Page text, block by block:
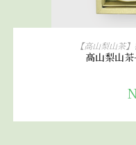
【高山梨山茶
高山梨山